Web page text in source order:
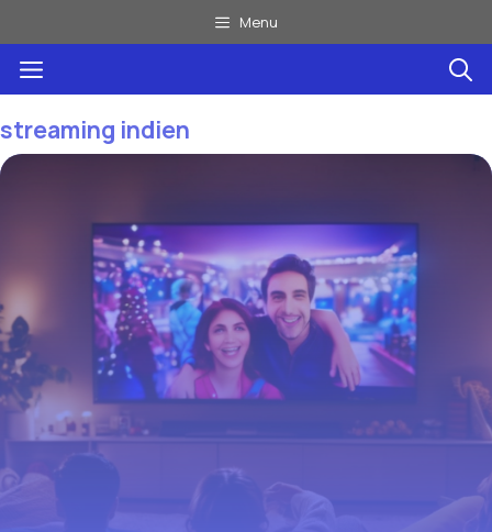
au
contenu
Menu
Menu
streaming indien